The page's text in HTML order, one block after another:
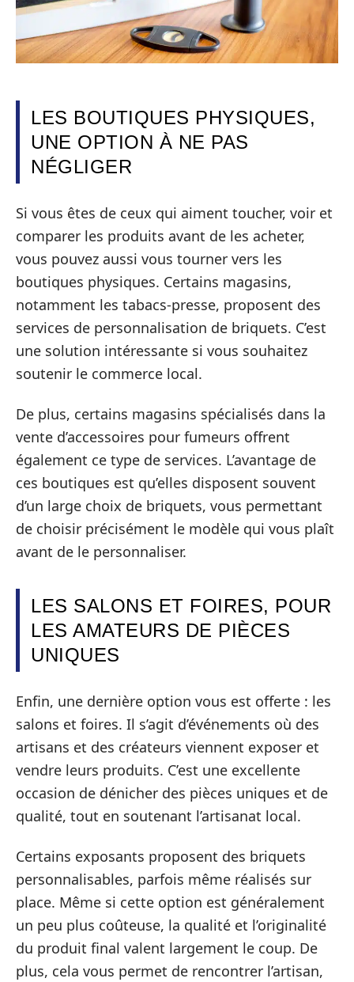
LES BOUTIQUES PHYSIQUES,
UNE OPTION À NE PAS
NÉGLIGER
Si vous êtes de ceux qui aiment toucher, voir et
comparer les produits avant de les acheter,
vous pouvez aussi vous tourner vers les
boutiques physiques. Certains magasins,
notamment les tabacs-presse, proposent des
services de personnalisation de briquets. C’est
une solution intéressante si vous souhaitez
soutenir le commerce local.
De plus, certains magasins spécialisés dans la
vente d’accessoires pour fumeurs offrent
également ce type de services. L’avantage de
ces boutiques est qu’elles disposent souvent
d’un large choix de briquets, vous permettant
de choisir précisément le modèle qui vous plaît
avant de le personnaliser.
LES SALONS ET FOIRES, POUR
LES AMATEURS DE PIÈCES
UNIQUES
Enfin, une dernière option vous est offerte : les
salons et foires. Il s’agit d’événements où des
artisans et des créateurs viennent exposer et
vendre leurs produits. C’est une excellente
occasion de dénicher des pièces uniques et de
qualité, tout en soutenant l’artisanat local.
Certains exposants proposent des briquets
personnalisables, parfois même réalisés sur
place. Même si cette option est généralement
un peu plus coûteuse, la qualité et l’originalité
du produit final valent largement le coup. De
plus, cela vous permet de rencontrer l’artisan,